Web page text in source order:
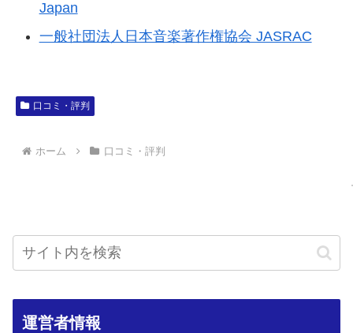
Japan
一般社団法人日本音楽著作権協会 JASRAC
口コミ・評判
ホーム 口コミ・評判
運営者情報